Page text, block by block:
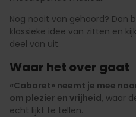
Nog nooit van gehoord? Dan
klassieke idee van zitten en
deel van uit.
Waar het over gaat
«Cabaret» neemt je mee
om plezier en vrijheid, waar
echt lijkt te tellen.